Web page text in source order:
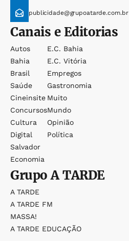
publicidade@grupoatarde.com.br
Canais e Editorias
Autos
Bahia
Brasil
Saúde
Cineinsite
Concursos
Cultura
Digital
Salvador
Economia
E.c. Bahia
E.c. Vitória
Empregos
Gastronomia
Muito
Mundo
Opinião
Política
GrupoA TARDE
A TARDE
A TARDE FM
MASSA!
A TARDE EDUCAÇÃO